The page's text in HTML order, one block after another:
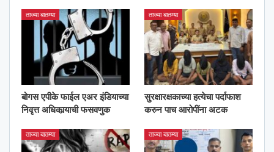
ताज्या बातम्या
बोगस एपीके फाईल एअर इंडियाच्या
निवृत्त अधिकार्‍याची फसवणुक
ताज्या बातम्या
सुरक्षारक्षकाच्या हत्येचा पर्दाफाश
करुन पाच आरोपींना अटक
ताज्या बातम्या ताज्या बातम्या